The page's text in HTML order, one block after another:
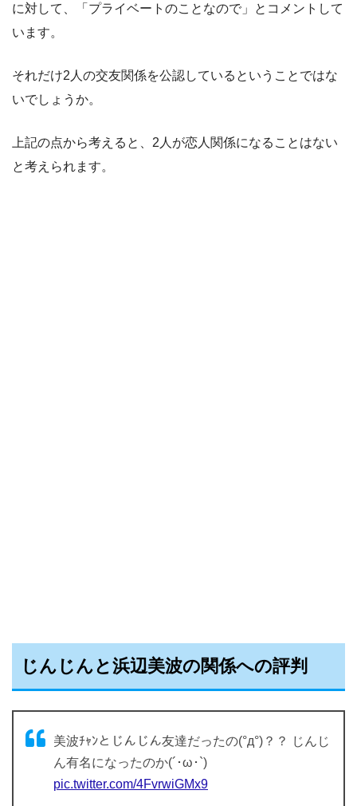
に対して、「プライベートのことなので」とコメントして
います。
それだけ2人の交友関係を公認しているということではな
いでしょうか。
上記の点から考えると、2人が恋人関係になることはない
と考えられます。
じんじんと浜辺美波の関係への評判
美波ﾁｬﾝとじんじん友達だったの(°д°)？？ じんじ
ん有名になったのか(´･ω･`)
pic.twitter.com/4FvrwiGMx9